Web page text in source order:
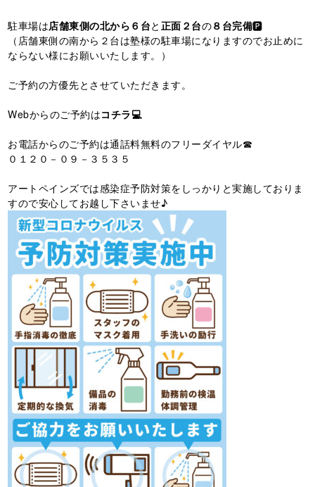
駐車場は店舗東側の北から６台と 正面２台の８台完備🅿️
（店舗東側の南から２台は塾様の駐車場になりますのでお止めに
ならない様にお願いいたします。）
ご予約の方優先とさせていただきます。
Webからのご予約はコチラ💻
お電話からのご予約は通話料無料のフリーダイヤル☎
０１２０－０９－３５３５
アートペインズでは感染症予防対策をしっかりと実施しておりま
すので安心してお越し下さいませ♪